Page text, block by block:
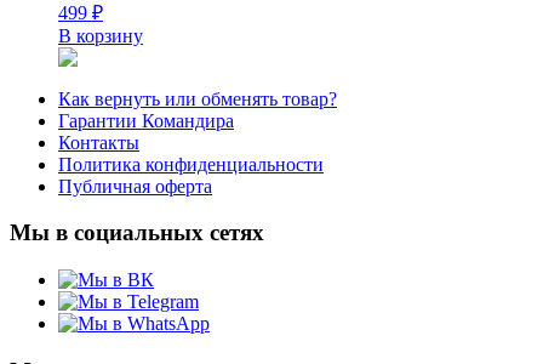
499 ₽
В корзину
Как вернуть или обменять товар?
Гарантии Командира
Контакты
Политика конфиденциальности
Публичная оферта
Мы в социальных сетях